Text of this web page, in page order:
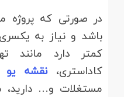
در صورتی که
باشد و نیاز به
کمتر دارد مانند
کاداستری،نقشه
مستغلات و… دارید،